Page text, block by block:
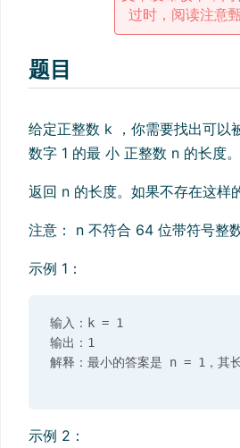
过时，阅读注意甄
题目
给定正整数 k ，你需要找出可以
数字 1 的最 小 正整数 n 的长度。
返回 n 的长度。如果不存在这样
注意： n 不符合 64 位带符号整数
示例 1：
输入：k = 1
输出：1
示例 2：